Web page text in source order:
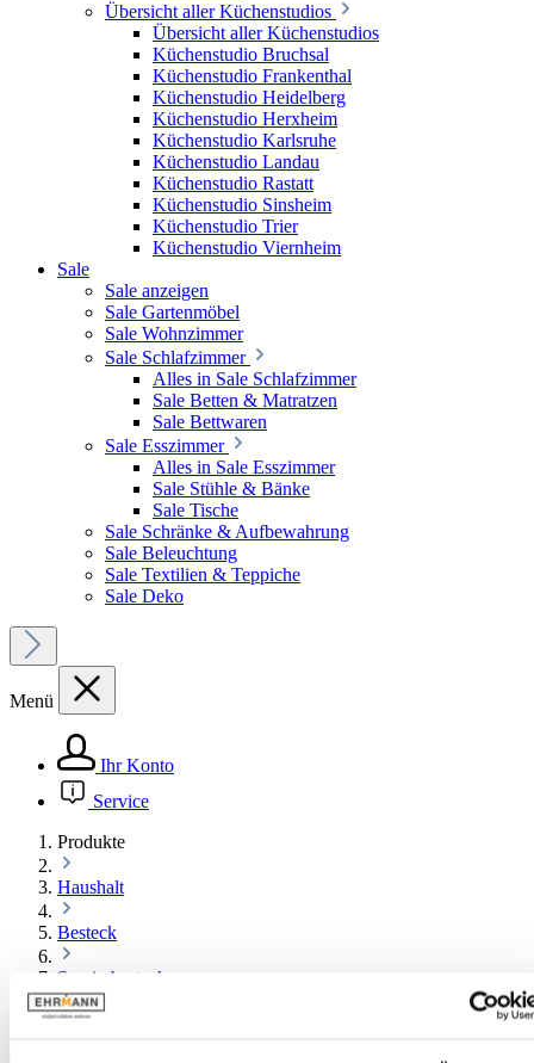
Übersicht aller Küchenstudios
Übersicht aller Küchenstudios
Küchenstudio Bruchsal
Küchenstudio Frankenthal
Küchenstudio Heidelberg
Küchenstudio Herxheim
Küchenstudio Karlsruhe
Küchenstudio Landau
Küchenstudio Rastatt
Küchenstudio Sinsheim
Küchenstudio Trier
Küchenstudio Viernheim
Sale
Sale anzeigen
Sale Gartenmöbel
Sale Wohnzimmer
Sale Schlafzimmer
Alles in Sale Schlafzimmer
Sale Betten & Matratzen
Sale Bettwaren
Sale Esszimmer
Alles in Sale Esszimmer
Sale Stühle & Bänke
Sale Tische
Sale Schränke & Aufbewahrung
Sale Beleuchtung
Sale Textilien & Teppiche
Sale Deko
Menü
Ihr Konto
Service
Produkte
Haushalt
Besteck
Servierbesteck